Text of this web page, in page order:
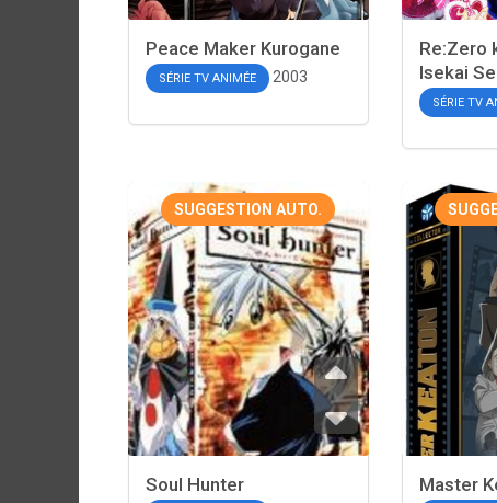
Peace Maker Kurogane
SÉRIE TV ANIMÉE 2003
Re:Zero
Isekai
SÉRIE TV
SUGGESTION AUTO.
Soul Hunter Master